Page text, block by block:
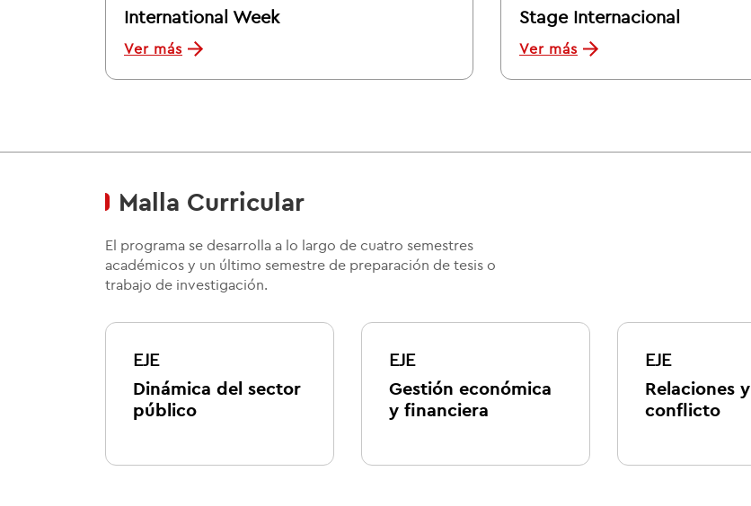
International Week
Ver más
Stage Internacional
Ver más
Malla Curricular
El programa se desarrolla a lo largo de cuatro semestres
académicos y un último semestre de preparación de tesis o
trabajo de investigación.
EJE
Dinámica del sector
público
EJE
Gestión económica
y financiera
EJE
Relaciones y
conflicto